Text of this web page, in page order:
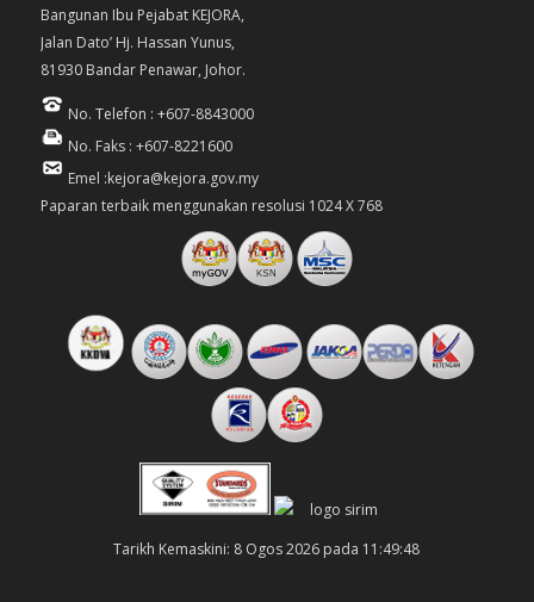
Bangunan Ibu Pejabat KEJORA,
Jalan Dato’ Hj. Hassan Yunus,
81930 Bandar Penawar, Johor.
No. Telefon : +607-8843000
No. Faks : +607-8221600
Emel :kejora@kejora.gov.my
Paparan terbaik menggunakan resolusi 1024 X 768
Tarikh Kemaskini: 8 Ogos 2026 pada 11:49:48